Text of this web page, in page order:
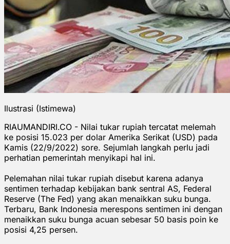
Ilustrasi (Istimewa)
RIAUMANDIRI.CO - Nilai tukar rupiah tercatat melemah
ke posisi 15.023 per dolar Amerika Serikat (USD) pada
Kamis (22/9/2022) sore. Sejumlah langkah perlu jadi
perhatian pemerintah menyikapi hal ini.
Pelemahan nilai tukar rupiah disebut karena adanya
sentimen terhadap kebijakan bank sentral AS, Federal
Reserve (The Fed) yang akan menaikkan suku bunga.
Terbaru, Bank Indonesia merespons sentimen ini dengan
menaikkan suku bunga acuan sebesar 50 basis poin ke
posisi 4,25 persen.